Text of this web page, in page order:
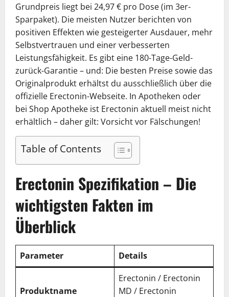
Grundpreis liegt bei 24,97 € pro Dose (im 3er-
Sparpaket). Die meisten Nutzer berichten von
positiven Effekten wie gesteigerter Ausdauer, mehr
Selbstvertrauen und einer verbesserten
Leistungsfähigkeit. Es gibt eine 180-Tage-Geld-
zurück-Garantie – und: Die besten Preise sowie das
Originalprodukt erhältst du ausschließlich über die
offizielle Erectonin-Webseite. In Apotheken oder
bei Shop Apotheke ist Erectonin aktuell meist nicht
erhältlich – daher gilt: Vorsicht vor Fälschungen!
Table of Contents
Erectonin Spezifikation – Die
wichtigsten Fakten im
Überblick
Parameter Details
Produktname
Erectonin / Erectonin
MD / Erectonin